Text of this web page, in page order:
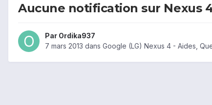
Aucune notification sur Nexus
Par Ordika937
7 mars 2013 dans Google (LG) Nexus 4 - Aides,